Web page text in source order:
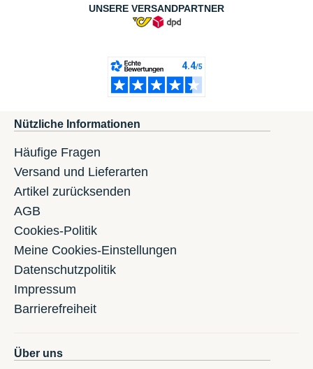
UNSERE VERSANDPARTNER
Nützliche Informationen
Häufige Fragen
Versand und Lieferarten
Artikel zurücksenden
AGB
Cookies-Politik
Meine Cookies-Einstellungen
Datenschutzpolitik
Impressum
Barrierefreiheit
Über uns